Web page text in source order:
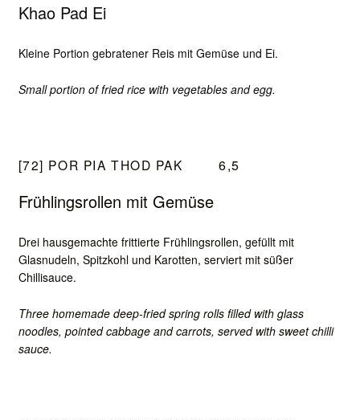
H
Khao Pad Ei
Kleine Portion gebratener Reis mit Gemüse und Ei.
Small portion of fried rice with vegetables and egg.
[72] POR PIA THOD PAK6,5
Frühlingsrollen mit Gemüse
Drei hausgemachte frittierte Frühlingsrollen, gefüllt mit
Glasnudeln, Spitzkohl und Karotten, serviert mit süßer
Chillisauce.
Three homemade deep-fried spring rolls filled with glass
noodles, pointed cabbage and carrots, served with sweet chilli
sauce.